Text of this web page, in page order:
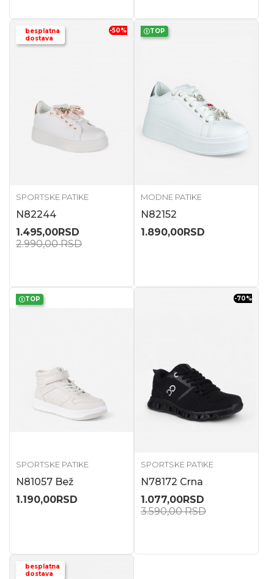
besplatna
dostava
-50%
SPORTSKE PATIKE
N82244
1.495,00RSD
2.990,00RSD
TOP
MODNE PATIKE
N82152
1.890,00RSD
TOP
SPORTSKE PATIKE
N81057 Bež
1.190,00RSD
-70%
SPORTSKE PATIKE
N78172 Crna
1.077,00RSD
3.590,00RSD
besplatna
dostava